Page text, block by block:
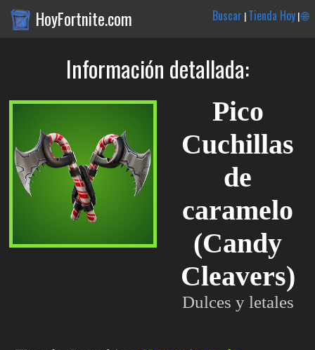
HoyFortnite.com Buscar |Tienda Hoy|🌐
Información detallada:
Pico
Cuchillas
de
caramelo
(Candy
Cleavers)
Dulces y letales